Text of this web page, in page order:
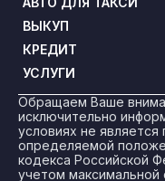
ВЫКУП
КРЕДИТ
УСЛУГИ
Обращаем Ваше
исключительно
условиях не является
определяемой
кодекса Российской
учетом максимальной